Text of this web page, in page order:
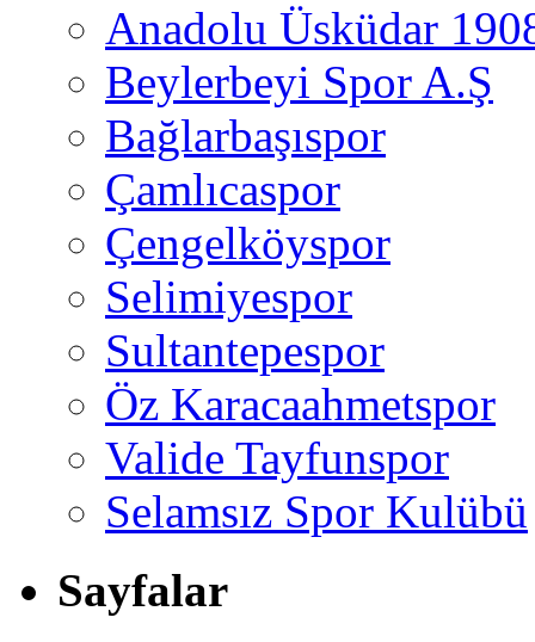
Anadolu Üsküdar
Beylerbeyi Spor A.Ş
Bağlarbaşıspor
Çamlıcaspor
Çengelköyspor
Selimiyespor
Sultantepespor
Öz Karacaahmetspor
Valide Tayfunspor
Selamsız Spor Kulübü
Sayfalar